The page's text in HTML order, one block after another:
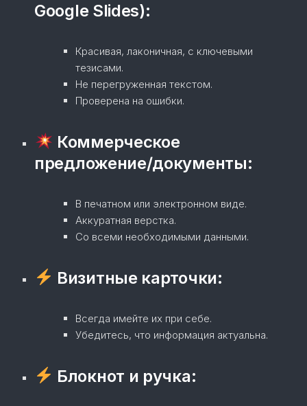
Google Slides):
Красивая, лаконичная, с ключевыми
тезисами.
Не перегруженная текстом.
Проверена на ошибки.
Коммерческое
предложение/документы:
В печатном или электронном виде.
Аккуратная верстка.
Со всеми необходимыми данными.
Визитные карточки:
Всегда имейте их при себе.
Убедитесь, что информация актуальна.
Блокнот и ручка: